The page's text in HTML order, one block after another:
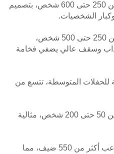
◾ القاعة البلاتينية للرجال: تبدأ من 250 حتى 600 شخص، بتصميم
الشخصيات.
◾ القاعة الذهبية للنساء: تتسع من 250 حتى 500 شخص،
وسقف عالي يضفي فخامة
للحفلات المتوسطة، تتسع من
◾ القاعة البرونزية للنساء: تبدأ من 50 حتى 200 شخص، مثالية
◾ صالات الطعام: متعددة وتستوعب أكثر من 550 ضيف، مما